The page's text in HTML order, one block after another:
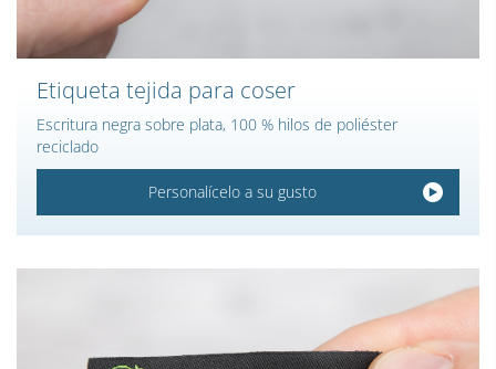
Etiqueta tejida para coser
Escritura negra sobre plata, 100 % hilos de poliéster
reciclado
Personalícelo a su gusto